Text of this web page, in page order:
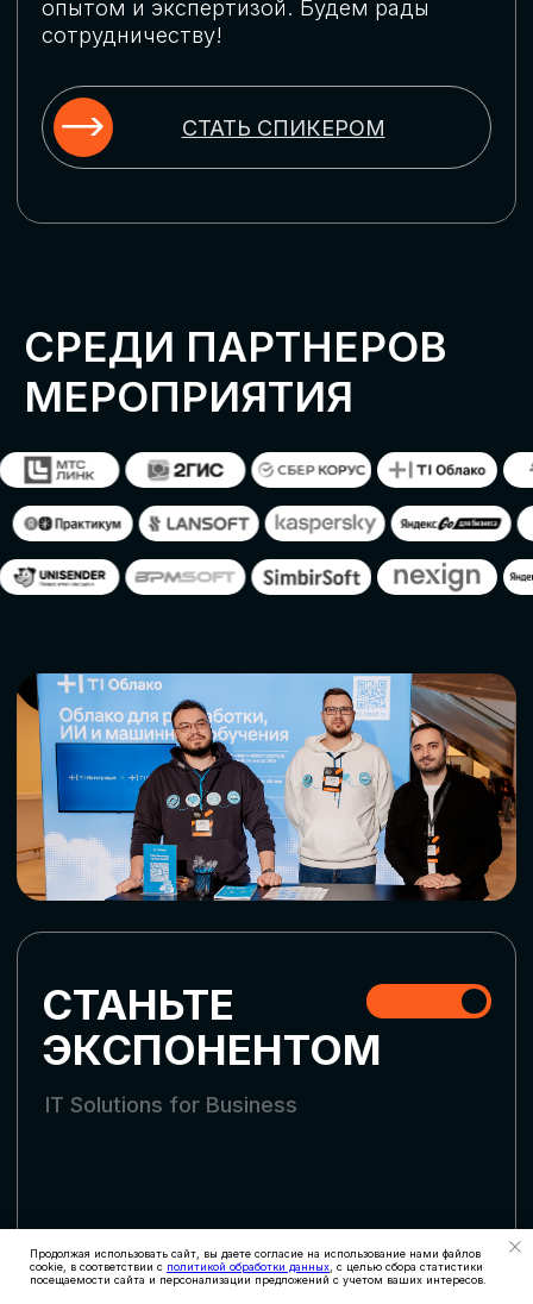
Продолжая использовать сайт, вы даете согласие на использование нами файлов
cookie, в соответствии с политикой обработки данных , с целью сбора статистики
посещаемости сайта и персонализации предложений с учетом ваших интересов.
ОСТАВИТЬ
ЗАЯВКУ
СТАТЬ ПАРТНЕРОМ
СКАЧАТЬ ПРОГРАММУ
СТАТЬ СПИКЕРОМ
Оставьте заявку, наши менеджеры
СТАТЬ УЧАСТНИКОМ